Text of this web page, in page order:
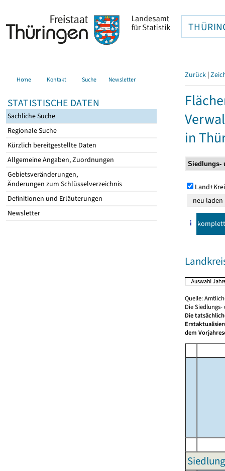
Home Kontakt Suche Newsletter
STATISTISCHE DATEN
Sachliche Suche
Regionale Suche
Kürzlich bereitgestellte Daten
Allgemeine Angaben, Zuordnungen
Gebietsveränderungen,
Änderungen zum Schlüsselverzeichnis
Definitionen und Erläuterungen
Newsletter
Zurück |
in
komplett
Quelle:
Die
Die
dem